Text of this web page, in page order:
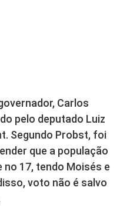
Carlos
pelo deputado Luiz
Segundo Probst, foi
que a população
17, tendo Moisés e
voto não é salvo